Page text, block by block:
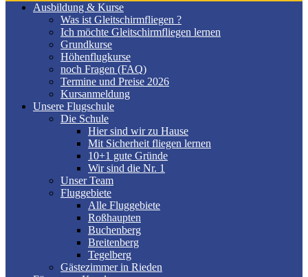
Ausbildung & Kurse
Was ist Gleitschirmfliegen ?
Ich möchte Gleitschirmfliegen lernen
Grundkurse
Höhenflugkurse
noch Fragen (FAQ)
Termine und Preise 2026
Kursanmeldung
Unsere Flugschule
Die Schule
Hier sind wir zu Hause
Mit Sicherheit fliegen lernen
10+1 gute Gründe
Wir sind die Nr. 1
Unser Team
Fluggebiete
Alle Fluggebiete
Roßhaupten
Buchenberg
Breitenberg
Tegelberg
Gästezimmer in Rieden